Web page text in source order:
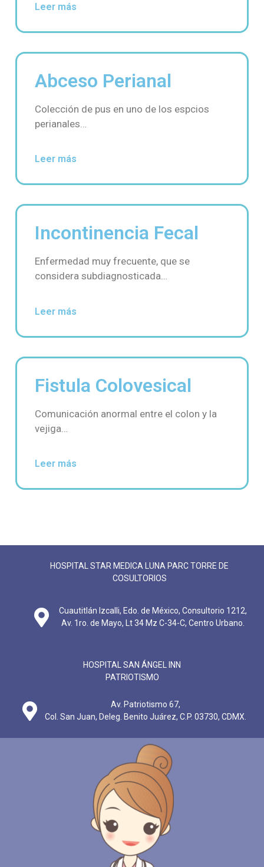
Leer más
Abceso Perianal
Colección de pus en uno de los espcios
perianales…
Leer más
Incontinencia Fecal
Enfermedad muy frecuente, que se
considera subdiagnosticada…
Leer más
Fistula Colovesical
Comunicación anormal entre el colon y la
vejiga…
Leer más
HOSPITAL STAR MEDICA LUNA PARC TORRE DE
COSULTORIOS
Cuautitlán Izcalli, Edo. de México, Consultorio 1212,
Av. 1ro. de Mayo, Lt 34 Mz C-34-C, Centro Urbano.
HOSPITAL SAN ÁNGEL INN
PATRIOTISMO
Av. Patriotismo 67,
Col. San Juan, Deleg. Benito Juárez, C.P. 03730, CDMX.